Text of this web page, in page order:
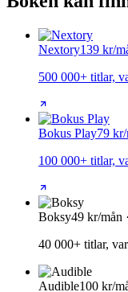
Nextory139 kr/
500 000+ titlar,
Bokus Play79 kr/
100 000+ titlar,
Boksy49 kr/mån
40 000+ titlar,
Audible100 kr/